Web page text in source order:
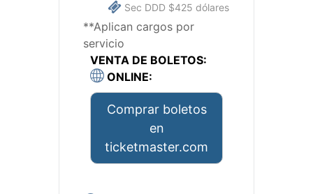
Sec DDD $425 dólares
**Aplican cargos por
servicio
VENTA DE BOLETOS:
ONLINE:
Comprar boletos
en
ticketmaster.com